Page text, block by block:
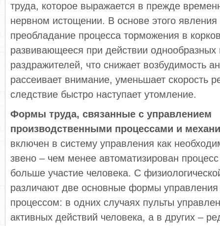
труда, которое выражается в прежде
нервном истощении. В основе этого явления
преобладание процесса торможения в
развивающееся при действии однообразных
раздражителей, что снижает возбудимость
рассеивает внимание, уменьшает скорость
следствие быстро наступает утомление.
Формы труда, связанные с управлением
производственными процессами и
включен в систему управления как
звено – чем менее автоматизирован
больше участие человека. С
различают две основные формы
процессом: в одних случаях пульты
активных действий человека, а в других –